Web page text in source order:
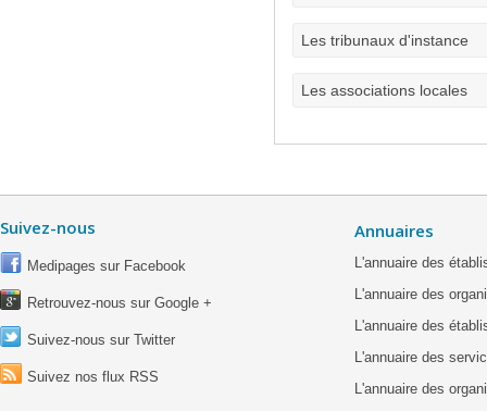
Les tribunaux d'instance
Les associations locales
Suivez-nous
Medipages sur Facebook
Retrouvez-nous sur Google +
Suivez-nous sur Twitter
Suivez nos flux RSS
Annuaires
L'annuaire des
L'annuaire des
L'annuaire des
L'annuaire des
L'annuaire des